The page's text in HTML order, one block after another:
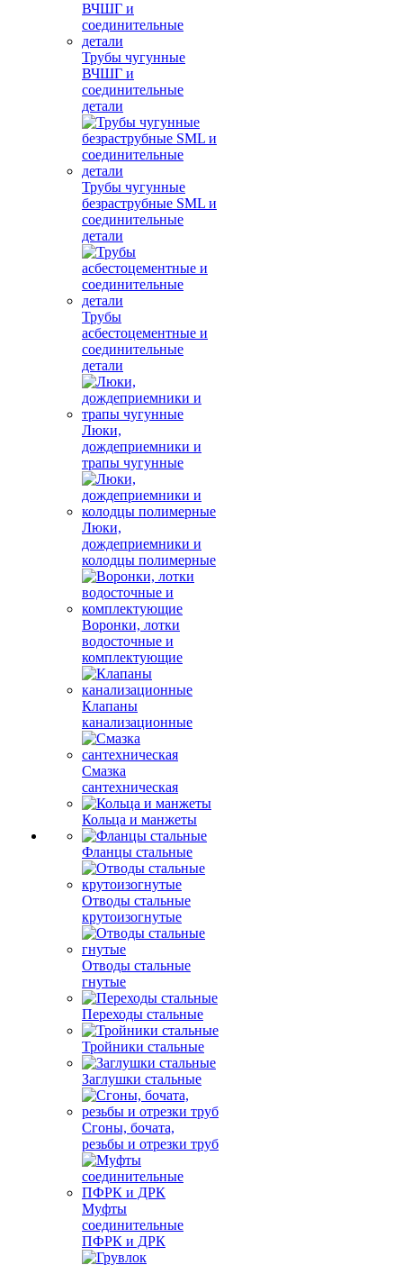
Трубы чугунные
ВЧШГ и
соединительные
детали
Трубы чугунные
безраструбные SML и
соединительные
детали
Трубы
асбестоцементные и
соединительные
детали
Люки,
дождеприемники и
трапы чугунные
Люки,
дождеприемники и
колодцы полимерные
Воронки, лотки
водосточные и
комплектующие
Клапаны
канализационные
Смазка
сантехническая
Кольца и манжеты
Фланцы стальные
Отводы стальные
крутоизогнутые
Отводы стальные
гнутые
Переходы стальные
Тройники стальные
Заглушки стальные
Сгоны, бочата,
резьбы и отрезки труб
Муфты
соединительные
ПФРК и ДРК